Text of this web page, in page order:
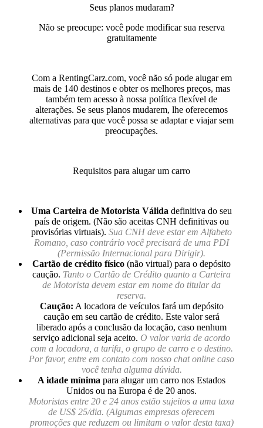
Seus planos mudaram?
Não se preocupe: você pode modificar sua reserva
gratuitamente
Com a RentingCarz.com, você não só pode alugar em
mais de 140 destinos e obter os melhores preços, mas
também tem acesso à nossa política flexível de
alterações. Se seus planos mudarem, lhe oferecemos
alternativas para que você possa se adaptar e viajar sem
preocupações.
Requisitos para alugar um carro
Uma Carteira de Motorista Válida definitiva do seu
país de origem. (Não são aceitas CNH definitivas ou
provisórias virtuais). Sua CNH deve estar em Alfabeto
Romano, caso contrário você precisará de uma PDI
(Permissão Internacional para Dirigir).
Cartão de crédito físico (não virtual) para o depósito
caução. Tanto o Cartão de Crédito quanto a Carteira
de Motorista devem estar em nome do titular da
reserva.
Caução: A locadora de veículos fará um depósito
caução em seu cartão de crédito. Este valor será
liberado após a conclusão da locação, caso nenhum
serviço adicional seja aceito. O valor varia de acordo
com a locadora, a tarifa, o grupo de carro e o destino.
Por favor, entre em contato com nosso chat online caso
você tenha alguma dúvida.
A idade mínima para alugar um carro nos Estados
Unidos ou na Europa é de 20 anos.
Motoristas entre 20 e 24 anos estão sujeitos a uma taxa
de US$ 25/dia. (Algumas empresas oferecem
promoções que reduzem ou limitam o valor desta taxa)